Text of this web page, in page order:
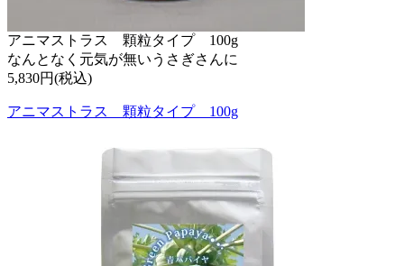
アニマストラス 顆粒タイプ 100g
なんとなく元気が無いうさぎさんに
5,830円(税込)
アニマストラス 顆粒タイプ 100g